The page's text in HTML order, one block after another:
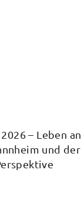
– Leben an
und der